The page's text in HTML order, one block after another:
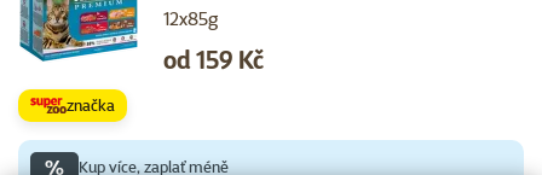
12x85g
Cena
od 159 Kč
značka
% Kup více, zaplať méně